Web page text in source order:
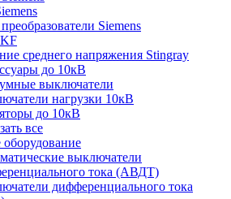
Siemens
среднего напряжения Stingray
до 10кВ
выключатели
нагрузки 10кВ
до 10кВ
все
выключатели
тока (АВДТ)
дифференциального тока